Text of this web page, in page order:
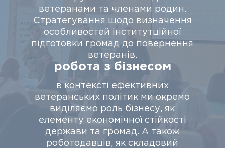
ветеранами та членами родин.
Стратегування щодо визначення
особливостей інститутційної
підготовки громад до повернення
ветеранів.
робота з бiзнесом
в контексті ефективних
ветеранських політик ми окремо
виділяємо роль бізнесу, як
елементу економічної стійкості
держави та громад. А також
роботодавців, як складовий